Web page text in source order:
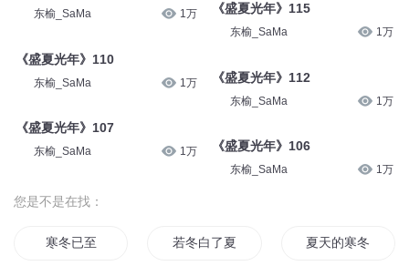
东榆_SaMa 1万
《盛夏光年》110
东榆_SaMa 1万
《盛夏光年》107
东榆_SaMa 1万
《盛夏光年》115
东榆_SaMa 1万
《盛夏光年》112
东榆_SaMa 1万
《盛夏光年》106
东榆_SaMa 1万
您是不是在找：
寒冬已至 若冬白了夏 夏天的寒冬天的暖